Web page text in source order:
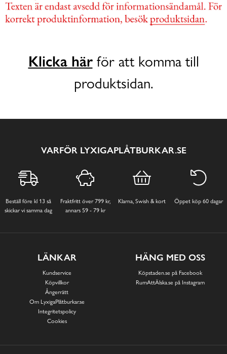
Klicka härför att komma till
produktsidan.
VARFÖR LYXIGAPLÅTBURKAR.SE
Beställ före kl 13 så
skickar vi samma dag
Fraktfritt över 799 kr,
annars 59 - 79 kr
Klarna, Swish & kort Öppet köp 60 dagar
LÄNKAR
Kundservice
Köpvillkor
Ångerrätt
Om LyxigaPlåtburkar.se
Integritetspolicy
Cookies
HÄNG MED OSS
Köpstaden.se på Facebook
RumAttÄlska.se på Instagram